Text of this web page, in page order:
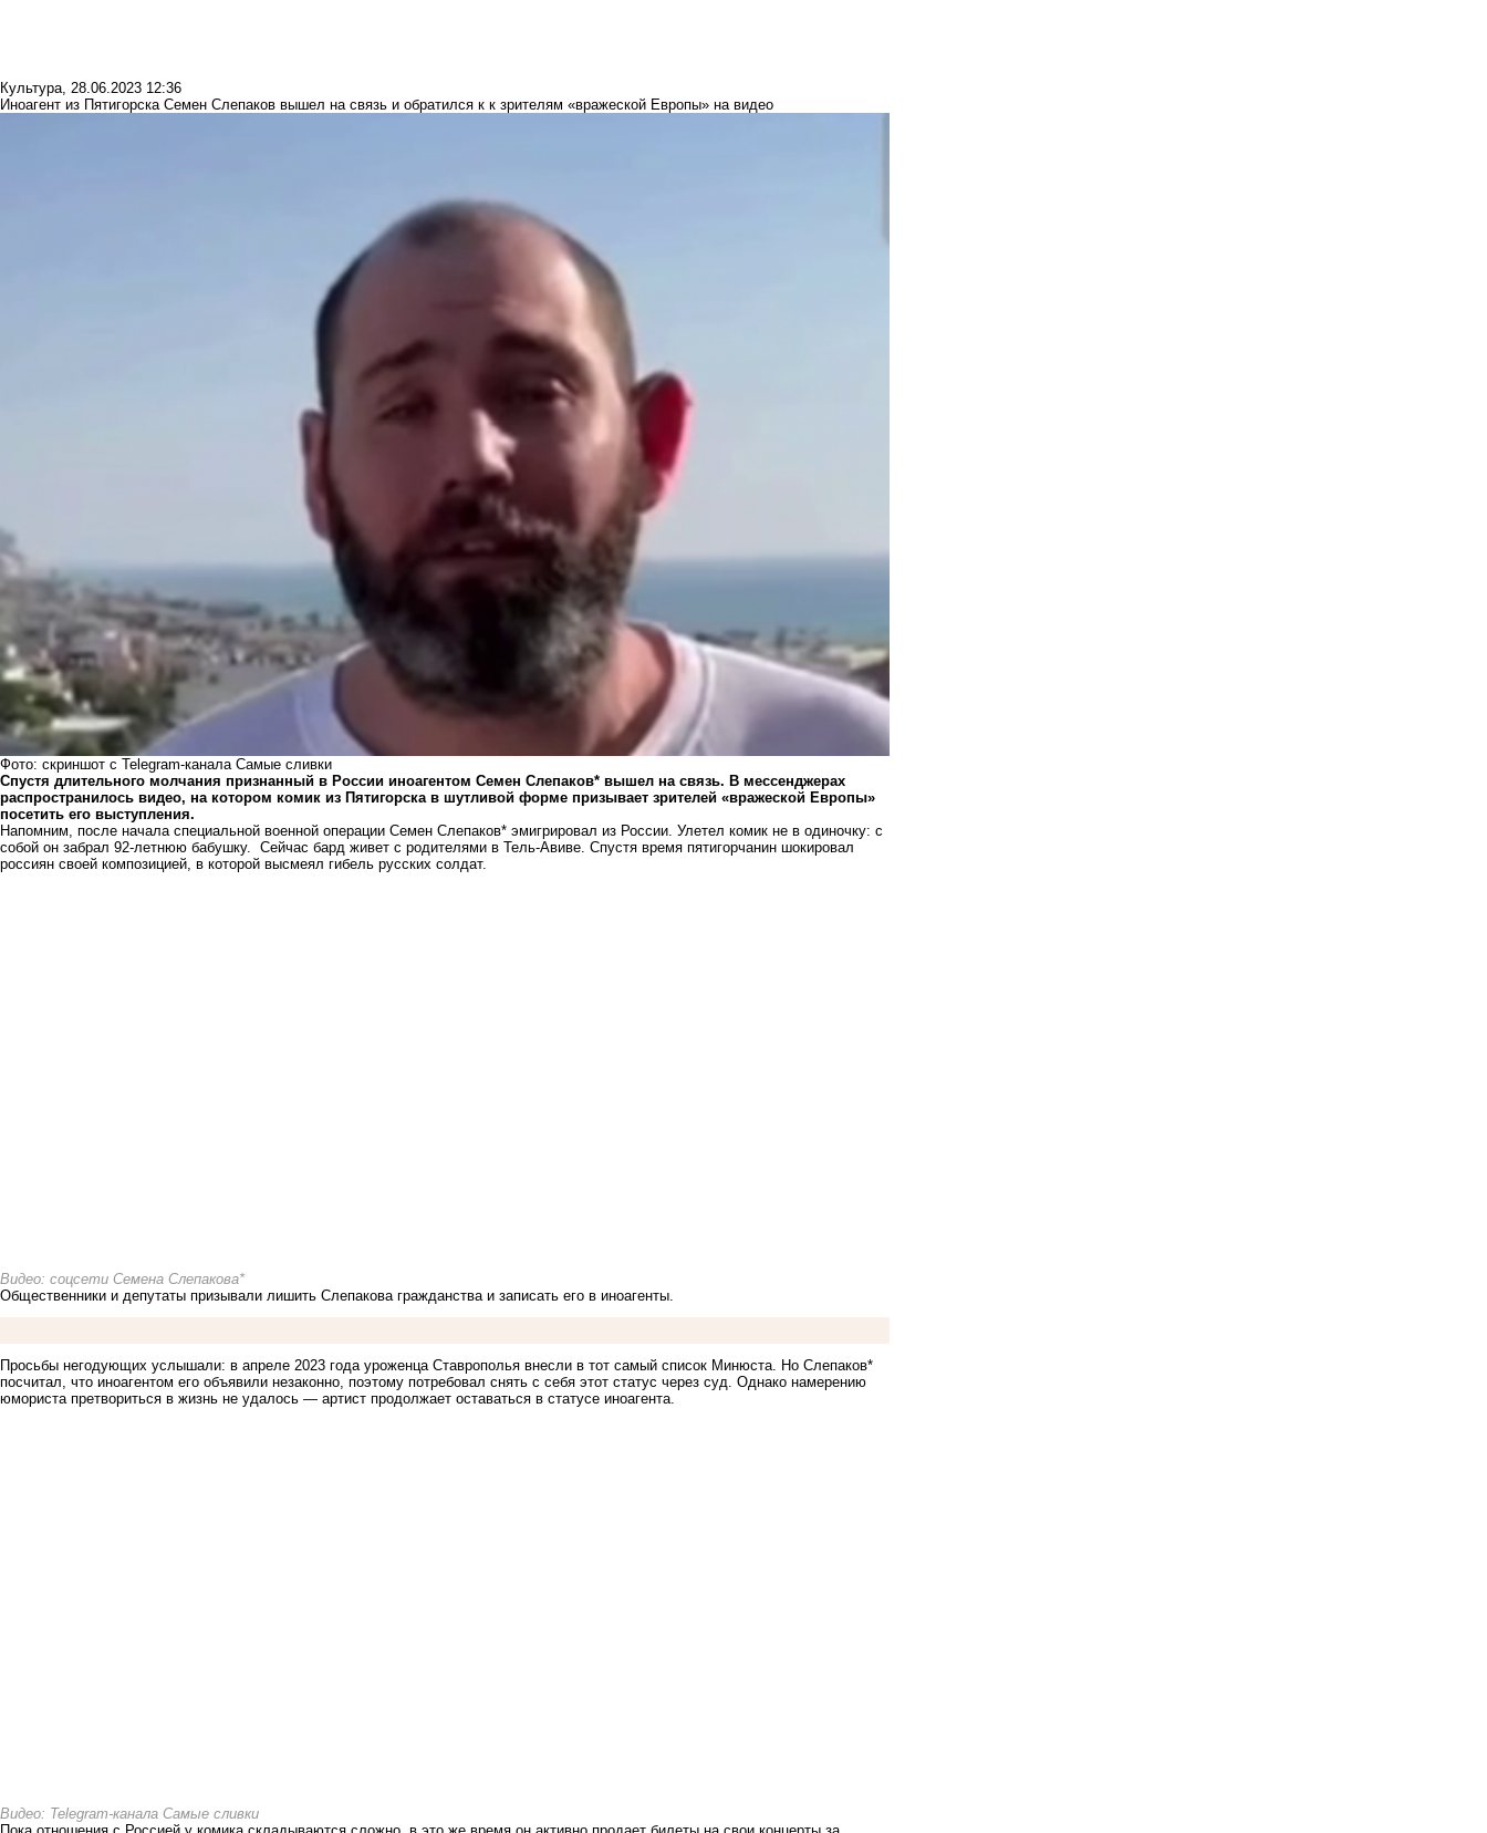
Культура, 28.06.2023 12:36
Иноагент из Пятигорска Семен Слепаков вышел на связь и обратился к к зрителям «вражеской Европы» на видео
Фото: скриншот с Telegram-канала Самые сливки
Спустя длительного молчания признанный в России иноагентом Семен Слепаков* вышел на связь. В мессенджерах
распространилось видео, на котором комик из Пятигорска в шутливой форме призывает зрителей «вражеской Европы»
посетить его выступления.
Напомним, после начала специальной военной операции Семен Слепаков* эмигрировал из России. Улетел комик не в одиночку: с
собой он забрал 92-летнюю бабушку. Сейчас бард живет с родителями в Тель-Авиве. Спустя время пятигорчанин шокировал
россиян своей композицией, в которой высмеял гибель русских солдат.
Видео: соцсети Семена Слепакова*
Общественники и депутаты призывали лишить Слепакова гражданства и записать его в иноагенты.
Просьбы негодующих услышали: в апреле 2023 года уроженца Ставрополья внесли в тот самый список Минюста. Но Слепаков*
посчитал, что иноагентом его объявили незаконно, поэтому потребовал снять с себя этот статус через суд. Однако намерению
юмориста претвориться в жизнь не удалось — артист продолжает оставаться в статусе иноагента.
Видео: Telegram-канала Самые сливки